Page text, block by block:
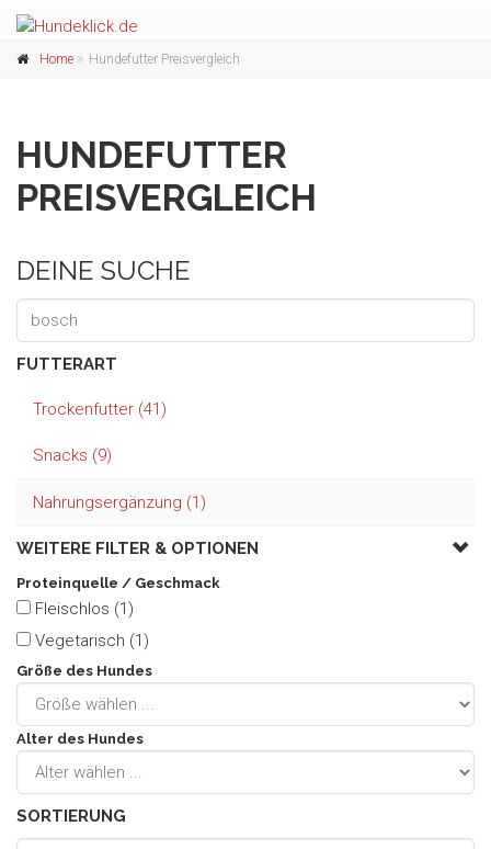
Home Hundefutter Preisvergleich
HUNDEFUTTER
PREISVERGLEICH
DEINE SUCHE
FUTTERART
Trockenfutter (41)
Snacks (9)
Nahrungsergänzung (1)
WEITERE FILTER & OPTIONEN
Proteinquelle / Geschmack
Fleischlos (1)
Vegetarisch (1)
Größe des Hundes
Alter des Hundes
SORTIERUNG